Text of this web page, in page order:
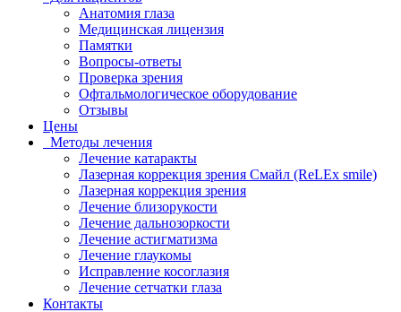
Анатомия глаза
Медицинская лицензия
Памятки
Вопросы-ответы
Проверка зрения
Офтальмологическое оборудование
Отзывы
Цены
Методы лечения
Лечение катаракты
Лазерная коррекция зрения Смайл (ReLEx smile)
Лазерная коррекция зрения
Лечение близорукости
Лечение дальнозоркости
Лечение астигматизма
Лечение глаукомы
Исправление косоглазия
Лечение сетчатки глаза
Контакты